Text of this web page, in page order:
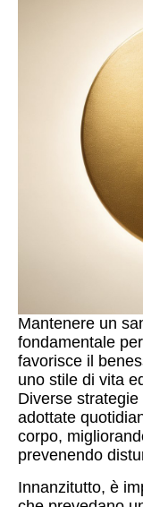
Mantenere un
fondamentale
favorisce il
uno stile di vita
Diverse
adottate
corpo,
prevenendo
Innanzitutto, è